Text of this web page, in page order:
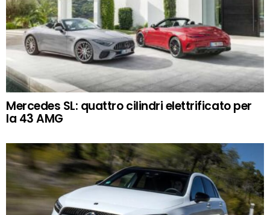
Mercedes SL: quattro cilindri elettrificato per
la 43 AMG